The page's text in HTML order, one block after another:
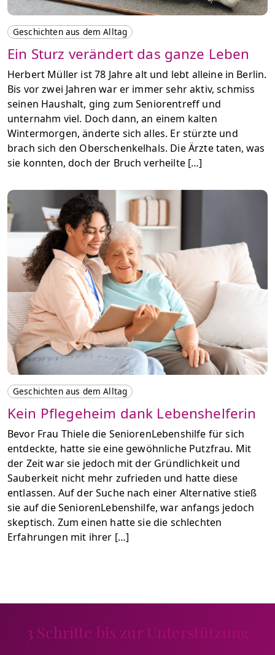
Geschichten aus dem Alltag
Ein Sturz verändert das ganze Leben
Herbert Müller ist 78 Jahre alt und lebt alleine in Berlin.
Bis vor zwei Jahren war er immer sehr aktiv, schmiss
seinen Haushalt, ging zum Seniorentreff und
unternahm viel. Doch dann, an einem kalten
Wintermorgen, änderte sich alles. Er stürzte und
brach sich den Oberschenkelhals. Die Ärzte taten, was
sie konnten, doch der Bruch verheilte […]
Geschichten aus dem Alltag
Kein Pflegeheim dank Lebenshelferin
Bevor Frau Thiele die SeniorenLebenshilfe für sich
entdeckte, hatte sie eine gewöhnliche Putzfrau. Mit
der Zeit war sie jedoch mit der Gründlichkeit und
Sauberkeit nicht mehr zufrieden und hatte diese
entlassen. Auf der Suche nach einer Alternative stieß
sie auf die SeniorenLebenshilfe, war anfangs jedoch
skeptisch. Zum einen hatte sie die schlechten
Erfahrungen mit ihrer […]
3 Schritte bis zur Unterstützung